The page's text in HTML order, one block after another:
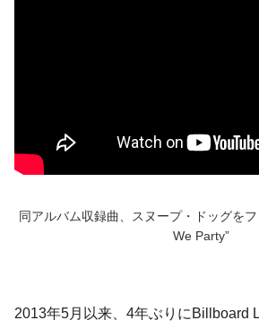
同アルバム収録曲、 スヌープ・ドッグを
We Party”
2013年5月以来、4年ぶりに Billboard